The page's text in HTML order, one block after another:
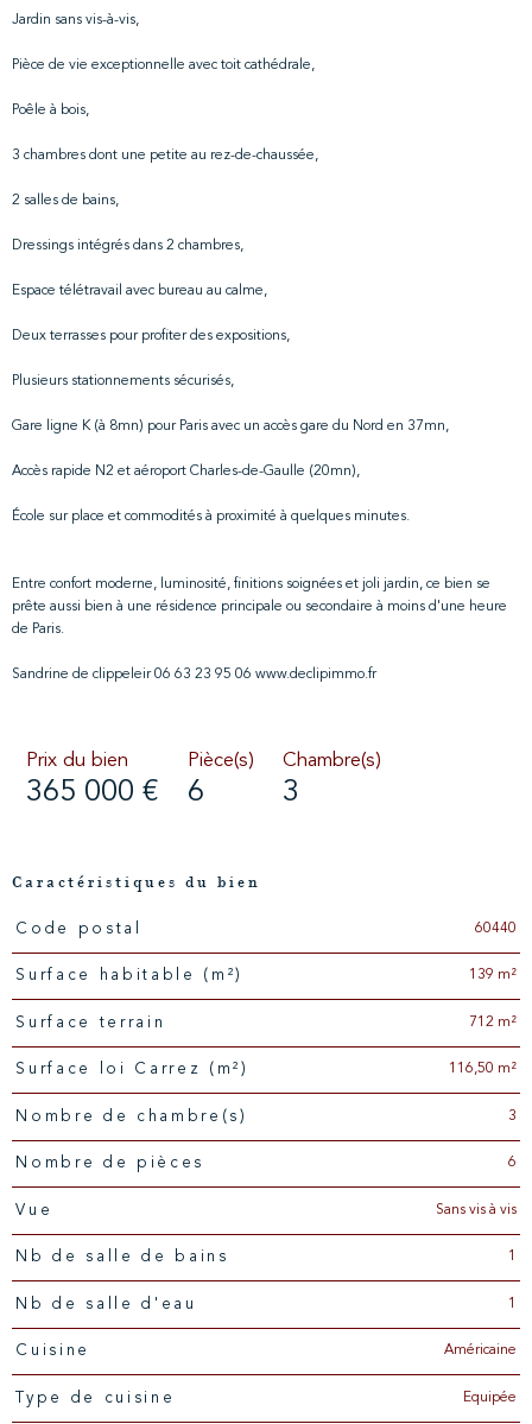
Jardin sans vis-à-vis,
Pièce de vie exceptionnelle avec toit cathédrale,
Poêle à bois,
3 chambres dont une petite au rez-de-chaussée,
2 salles de bains,
Dressings intégrés dans 2 chambres,
Espace télétravail avec bureau au calme,
Deux terrasses pour profiter des expositions,
Plusieurs stationnements sécurisés,
Gare ligne K (à 8mn) pour Paris avec un accès gare du Nord en 37mn,
Accès rapide N2 et aéroport Charles-de-Gaulle (20mn),
École sur place et commodités à proximité à quelques minutes.
Entre confort moderne, luminosité, finitions soignées et joli jardin, ce bien se
prête aussi bien à une résidence principale ou secondaire à moins d'une heure
de Paris.
Sandrine de clippeleir 06 63 23 95 06 www.declipimmo.fr
Prix du bien
365 000 €
Pièce(s)
6
Chambre(s)
3
Caractéristiques du bien
Caractéristiques Valeurs
Code postal 60440
Surface habitable (m²) 139 m²
surface terrain 712 m²
Surface loi Carrez (m²) 116,50 m²
Nombre de chambre(s) 3
Nombre de pièces 6
Vue Sans vis à vis
Nb de salle de bains 1
Nb de salle d'eau 1
Cuisine Américaine
Type de cuisine Equipée